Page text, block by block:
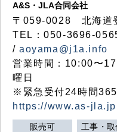
A&S・JLA合同会社
〒 059-0028 北海道
TEL：050-3696-
/aoyama@j1a.info
営業時間：10:00〜
曜日
※緊急受付24時間
https://www.as-jla.jp
販売可 工事・